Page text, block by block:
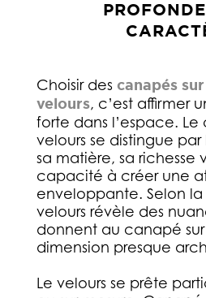
Choisir des canapés
velours, c’est affirmer
forte dans l’espace.
velours se distingue
sa matière, sa richesse
capacité à créer une
enveloppante. Selon la
velours révèle des
donnent au canapé
dimension presque
Le velours se prête